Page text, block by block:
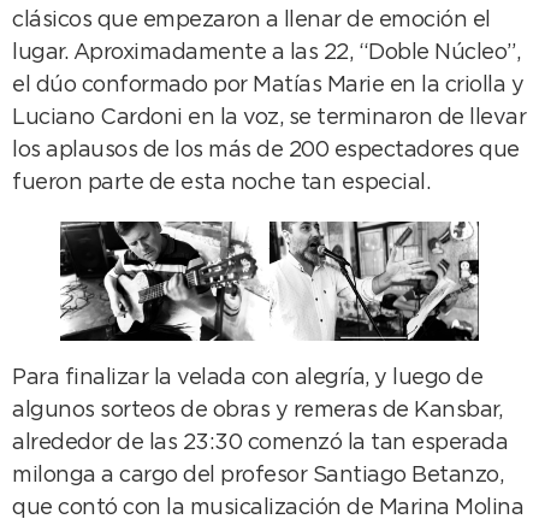
clásicos que empezaron a llenar de emoción el
lugar. Aproximadamente a las 22, “Doble Núcleo”,
el dúo conformado por Matías Marie en la criolla y
Luciano Cardoni en la voz, se terminaron de llevar
los aplausos de los más de 200 espectadores que
fueron parte de esta noche tan especial.
Para finalizar la velada con alegría, y luego de
algunos sorteos de obras y remeras de Kansbar,
alrededor de las 23:30 comenzó la tan esperada
milonga a cargo del profesor Santiago Betanzo,
que contó con la musicalización de Marina Molina